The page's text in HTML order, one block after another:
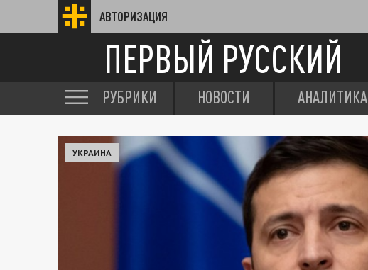
АВТОРИЗАЦИЯ
ПЕРВЫЙ РУССКИЙ
РУБРИКИ НОВОСТИ АНАЛИТИКА
УКРАИНА